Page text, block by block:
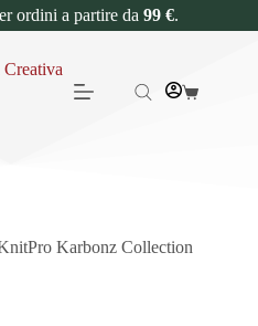
ordini a partire da 99 €.
Karbonz Collection